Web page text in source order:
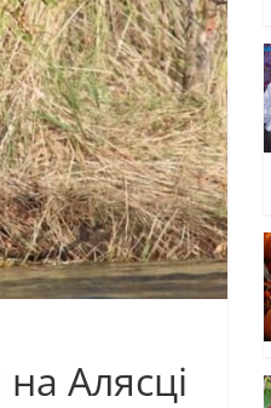
Алясці